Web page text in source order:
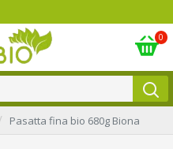
0
Pasatta fina bio 680g Biona